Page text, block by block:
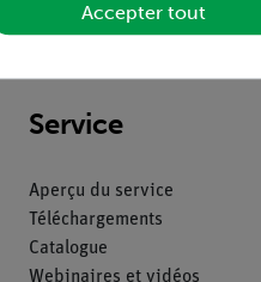
Service
Aperçu du service
Téléchargements
Catalogue
Webinaires et vidéos
Accepter tout